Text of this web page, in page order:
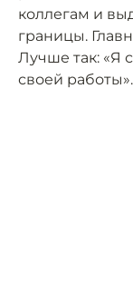
коллегам и
границы.
Лучше так: «Я
своей работы».